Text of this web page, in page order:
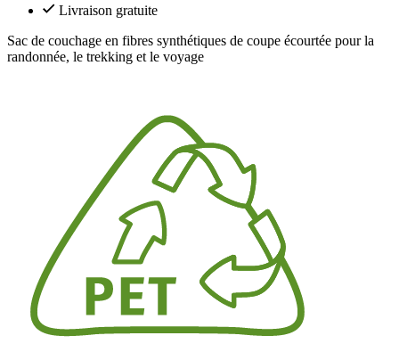
Livraison gratuite
Sac de couchage en fibres synthétiques de coupe écourtée pour la
randonnée, le trekking et le voyage